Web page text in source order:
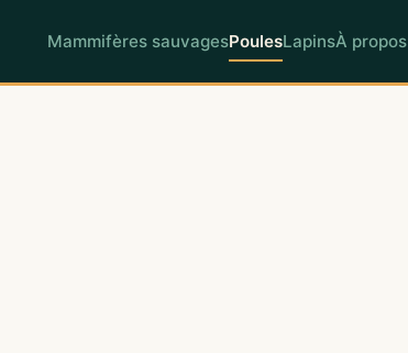
Mammifères sauvagesPoulesLapinsÀ propos